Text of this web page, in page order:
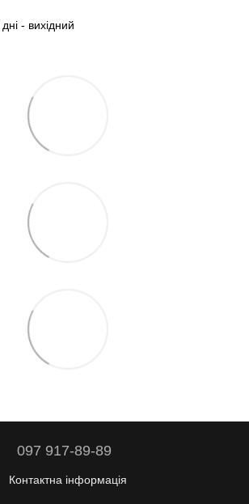
- вихідний
097 917-89-89
Контактна інформація